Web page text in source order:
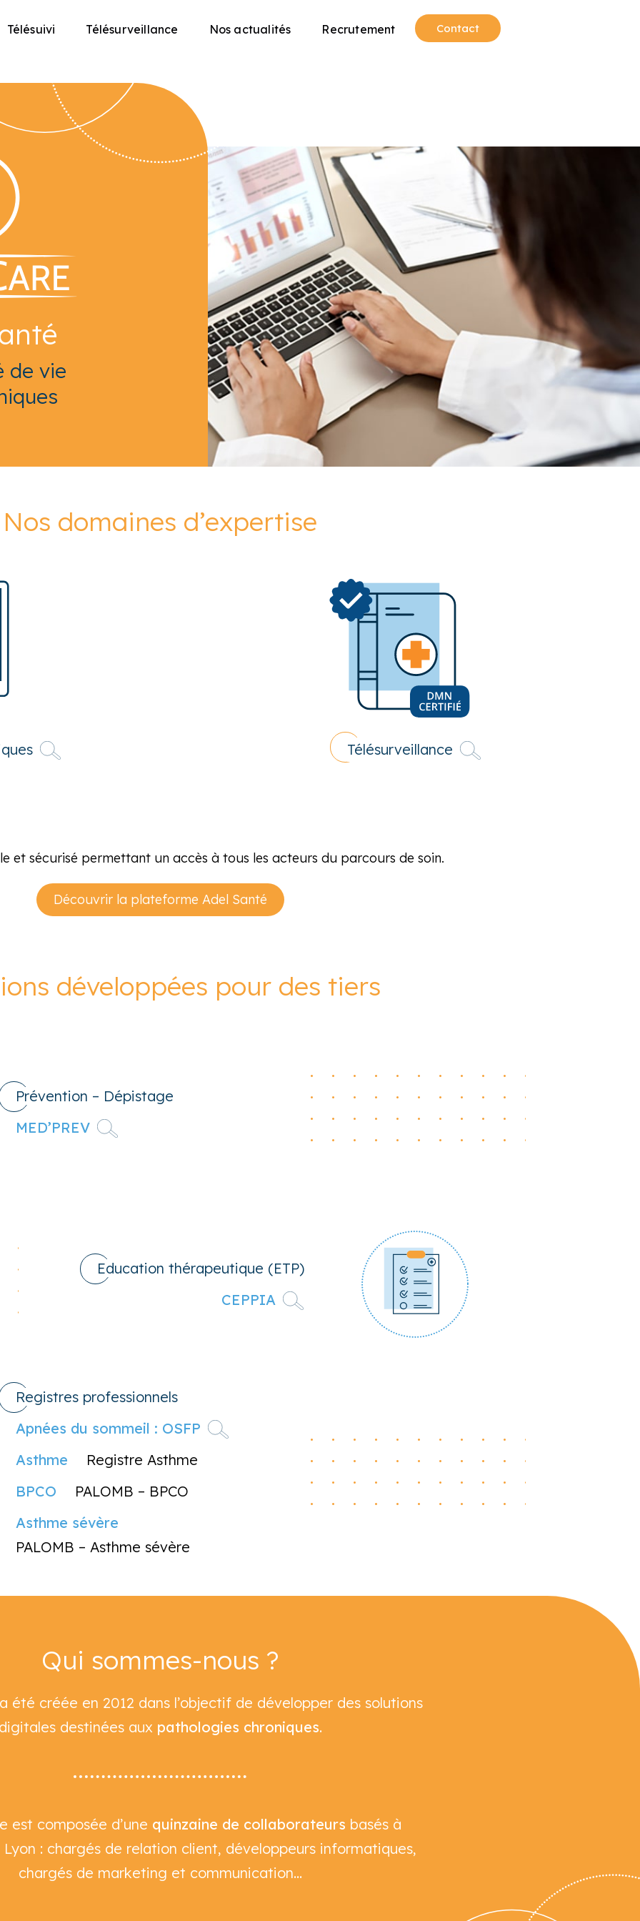
Télésuivi Télésurveillance Nos actualités Recrutement Contact
de vie
Nos domaines d’expertise
Télésurveillance
et sécurisé permettant un accès à tous les acteurs du parcours de soin.
Découvrir la plateforme Adel Santé
développées pour des tiers
Prévention – Dépistage
MED’PREV
Education thérapeutique (ETP)
CEPPIA
Registres professionnels
Apnées du sommeil : OSFP
Asthme
Registre Asthme
BPCO
PALOMB – BPCO
Asthme sévère
PALOMB – Asthme sévère
Qui sommes-nous ?
été créée en 2012 dans l’objectif de développer des solutions
destinées aux pathologies chroniques.
est composée d’une quinzaine de collaborateurs basés à
: chargés de relation client, développeurs informatiques,
chargés de marketing et communication…